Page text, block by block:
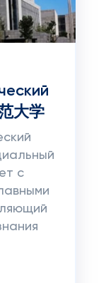
大学
с